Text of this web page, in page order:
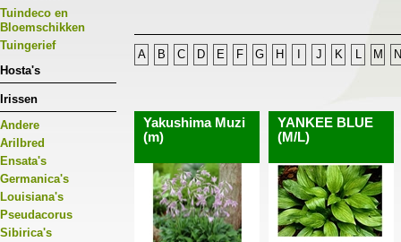
Tuindeco en
Bloemschikken
Tuingerief
Hosta's
Irissen
Andere
Arilbred
Ensata's
Germanica's
Louisiana's
Pseudacorus
Sibirica's
A B C D E F G H J K L M N
Yakushima Muzi
(m)
YANKEE BLUE
(M/L)